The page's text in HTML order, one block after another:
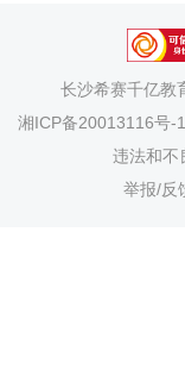
长沙希赛千亿教
湘ICP备20013116号-1
违法和不
举报/反